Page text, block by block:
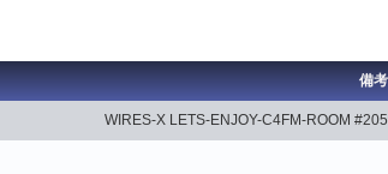
備考
WIRES-X LETS-ENJOY-C4FM-ROOM